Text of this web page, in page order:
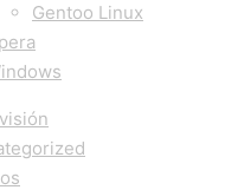
Gentoo Linux